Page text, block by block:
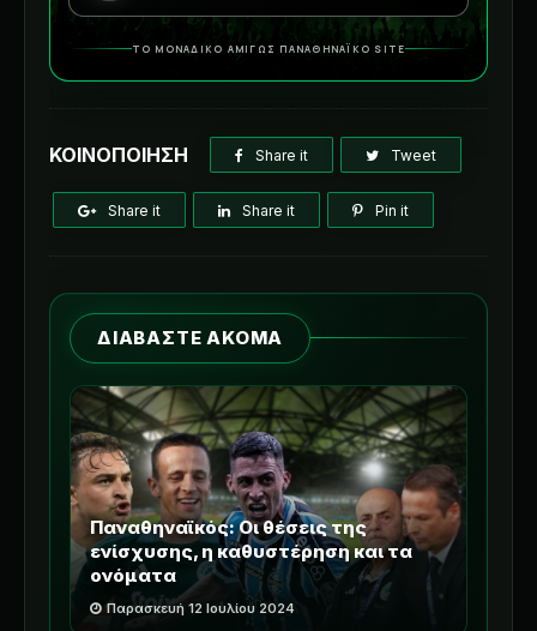
ΤΟ ΜΟΝΑΔΙΚΟ ΑΜΙΓΩΣ ΠΑΝΑΘΗΝΑΪΚΟ SITE
ΚΟΙΝΟΠΟΙΗΣΗ Share it Tweet
Share it Share it Pin it
ΔΙΑΒΑΣΤΕ ΑΚΟΜΑ
Παναθηναϊκός: Οι θέσεις της
ενίσχυσης, η καθυστέρηση και τα
ονόματα
Παρασκευή 12 Ιουλίου 2024